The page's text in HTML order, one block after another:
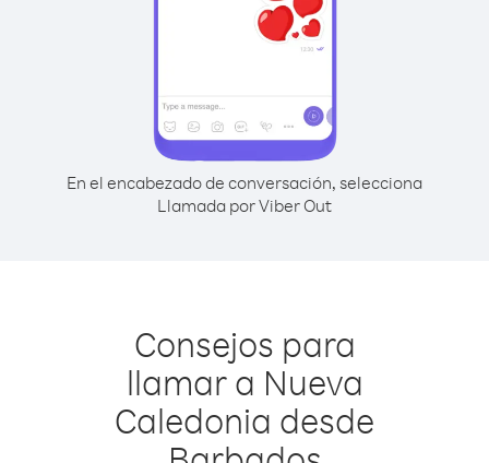
En el encabezado de conversación, selecciona
Llamada por Viber Out
Consejos para
llamar a Nueva
Caledonia desde